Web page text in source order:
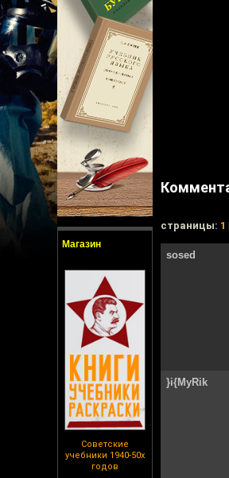
Магазин
Советские
учебники 1940-50х
годов
cтраницы: 1 |
sosed
}i{MyRik